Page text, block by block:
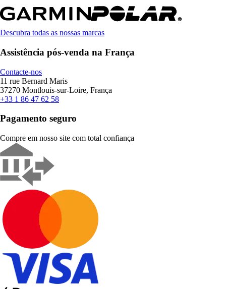
Descubra todas as nossas marcas
Assistência pós-venda na França
Contacte-nos
11 rue Bernard Maris
37270 Montlouis-sur-Loire, França
+33 1 86 47 62 58
Pagamento seguro
Compre em nosso site com total confiança